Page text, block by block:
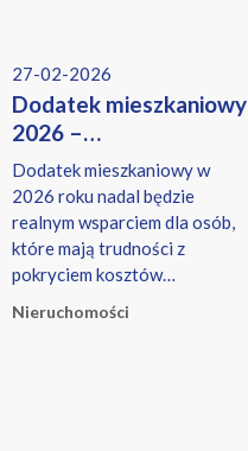
27-02-2026
Dodatek mieszkaniowy
2026 –
komu przysługuje, ile
wynosi i jak złożyć
wniosek?
Dodatek mieszkaniowy w
2026 roku nadal będzie
realnym wsparciem dla osób,
które mają trudności z
pokryciem kosztów
utrzymania mieszkania.
Nieruchomości